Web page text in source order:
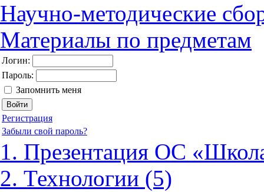
Научно-методические
Материалы по предметам
Логин:
Пароль:
Запомнить меня
Регистрация
Забыли свой пароль?
1. Презентация ОС
2. Технологии (5)